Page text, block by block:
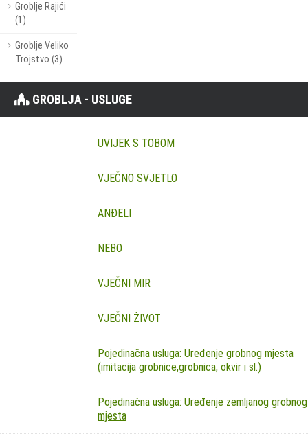
Groblje Rajići
(1)
Groblje Veliko
Trojstvo (3)
GROBLJA - USLUGE
UVIJEK S TOBOM
VJEČNO SVJETLO
ANĐELI
NEBO
VJEČNI MIR
VJEČNI ŽIVOT
Pojedinačna usluga: Uređenje grobnog mjesta
(imitacija grobnice,grobnica, okvir i sl.)
Pojedinačna usluga: Uređenje zemljanog grobnog
mjesta